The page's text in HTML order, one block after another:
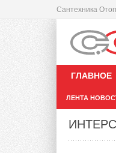
Сантехника
ГЛАВНОЕ
ЛЕНТА